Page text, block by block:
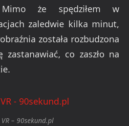
że spędziłem w
zaledwie kilka minut,
została rozbudzona
zastanawiać, co zaszło na
– 90sekund.pl